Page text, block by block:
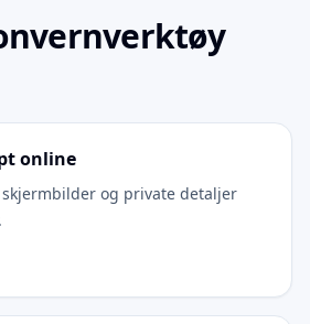
online
skjermbilder og private detaljer